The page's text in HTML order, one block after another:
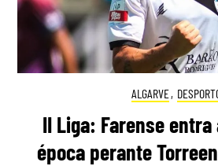
ALGARVE,
II Liga: Farense
época perante